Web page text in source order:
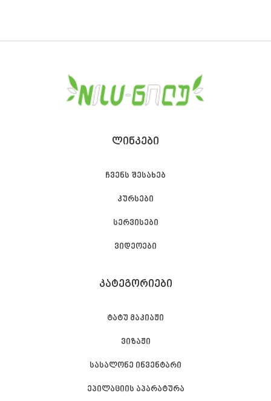
ᲚᲘᲜᲙᲔᲑᲘ
ჩვენს შესახებ
კურსები
სერვისები
ვიდეოები
ᲙᲐᲢᲔᲒᲝᲠᲘᲔᲑᲘ
ტატუ მაკიაჟი
ვიზაჟი
სასალონე ინვენტარი
ეპილაციის აპარატურა